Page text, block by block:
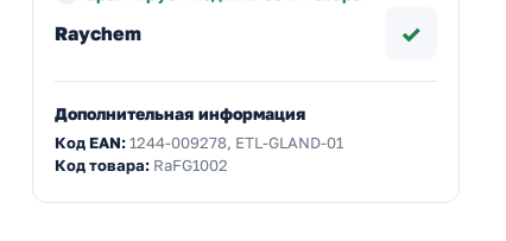
Raychem ✓
Дополнительная информация
Код EAN:1244-009278, ETL-GLAND-01
Код товара: RaFG1002